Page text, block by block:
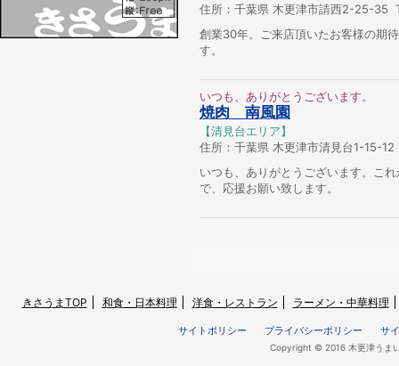
住所：千葉県 木更津市請西2-25-35
創業30年。ご来店頂いたお客様の期
す。
いつも、ありがとうございます。
焼肉 南風園
【清見台エリア】
住所：千葉県 木更津市清見台1-15-
いつも、ありがとうございます。こ
で、応援お願い致します。
きさうまTOP 和食・日本料理 洋食・レストラン ラーメン・中華料理
サイトポリシー プライバシーポリシー サ
Copyright © 2016 木更津うま